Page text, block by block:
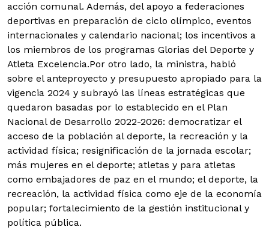
acción comunal. Además, del apoyo a federaciones
deportivas en preparación de ciclo olímpico, eventos
internacionales y calendario nacional; los incentivos a
los miembros de los programas Glorias del Deporte y
Atleta Excelencia.Por otro lado, la ministra, habló
sobre el anteproyecto y presupuesto apropiado para la
vigencia 2024 y subrayó las líneas estratégicas que
quedaron basadas por lo establecido en el Plan
Nacional de Desarrollo 2022-2026: democratizar el
acceso de la población al deporte, la recreación y la
actividad física; resignificación de la jornada escolar;
más mujeres en el deporte; atletas y para atletas
como embajadores de paz en el mundo; el deporte, la
recreación, la actividad física como eje de la economía
popular; fortalecimiento de la gestión institucional y
política pública.